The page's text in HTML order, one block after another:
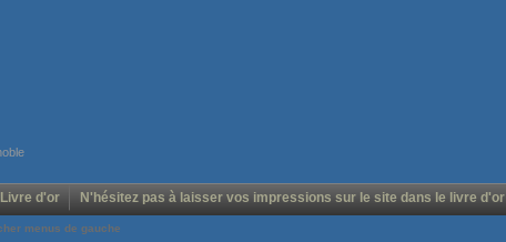
Livre d'or N'hésitez pas à laisser vos impressions sur le site dans le livre d'or
menus de gauche